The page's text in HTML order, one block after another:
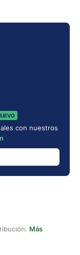
con nuestros
Más